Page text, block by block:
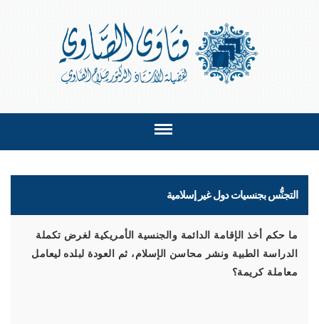
التجنُّس بجنسيات دول غير إسلامية
ما حكم أخذ الإقامة الدائمة والجنسية الأمريكية لغرض تكملة
الدراسة الطبية ونشر محاسن الإسلام، ثم العودة لبلده ليعامل
معاملة كريمة؟